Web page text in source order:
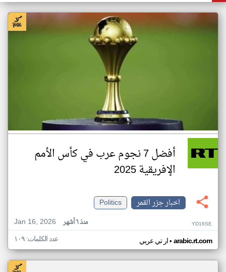
أفضل 7 نجوم عرب في كأس الأمم
الإفريقية 2025
اخبار جزر القمر
Politics
Jan 16, 2026
منذ ٦ أشهر YD16SE
ار تي عربي• arabic.rt.com عدد الكلمات: ١٠٩